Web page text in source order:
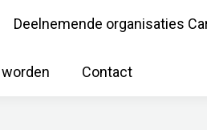
Deelnemende organisaties
worden Contact